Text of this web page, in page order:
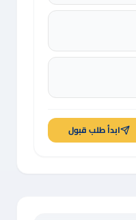
ابدأ طلب قبول